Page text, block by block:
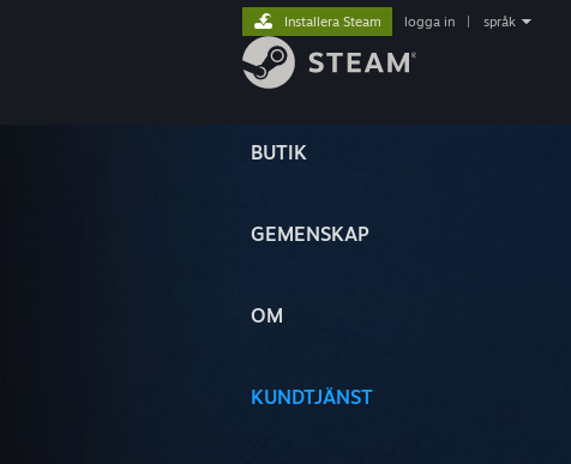
BUTIK
GEMENSKAP
OM
KUNDTJÄNST
Installera Steam logga in språk